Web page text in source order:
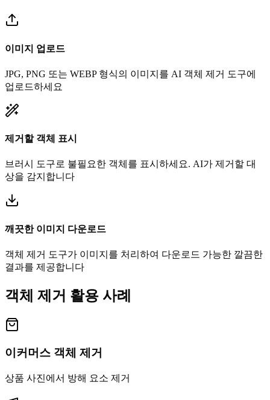
이미지 업로드
JPG, PNG 또는 WEBP 형식의 이미지를 AI 객체 제거 도구에
업로드하세요
제거할 객체 표시
브러시 도구로 불필요한 객체를 표시하세요. AI가 제거할 대
상을 감지합니다
깨끗한 이미지 다운로드
객체 제거 도구가 이미지를 처리하여 다운로드 가능한 깔끔한
결과를 제공합니다
객체 제거 활용 사례
이커머스 객체 제거
상품 사진에서 방해 요소 제거